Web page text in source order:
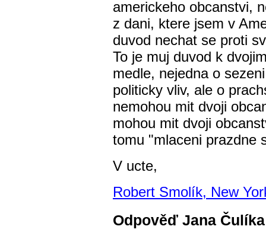
americkeho obcanstvi,
z dani, ktere jsem v
duvod nechat se proti
To je muj duvod k
medle, nejedna o
politicky vliv, ale o
nemohou mit dvoji
mohou mit dvoji
tomu "mlaceni prazdne
V ucte,
Robert Smolík, New
Odpověď Jana